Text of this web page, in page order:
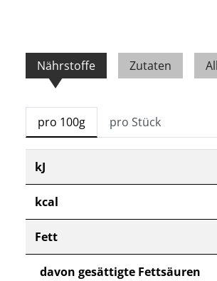
Nährstoffe Zutaten
pro 100g pro Stück
kJ
kcal
Fett
davon gesättigte Fettsäuren